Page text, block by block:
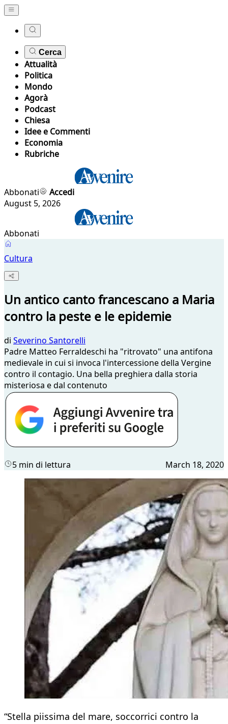
Cerca
Attualità
Politica
Mondo
Agorà
Podcast
Chiesa
Idee e Commenti
Economia
Rubriche
Abbonati
Accedi
August 5, 2026
Abbonati
Cultura
Un antico canto francescano a Maria
contro la peste e le epidemie
di Severino Santorelli
Padre Matteo Ferraldeschi ha "ritrovato" una antifona
medievale in cui si invoca l'intercessione della Vergine
contro il contagio. Una bella preghiera dalla storia
misteriosa e dal contenuto
5 min di lettura March 18, 2020
“Stella piissima del mare, soccorrici contro la